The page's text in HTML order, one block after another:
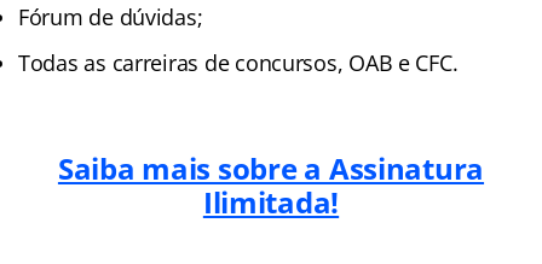
Fórum de dúvidas;
Todas as carreiras de concursos, OAB e CFC.
Saiba mais sobre a Assinatura
Ilimitada!